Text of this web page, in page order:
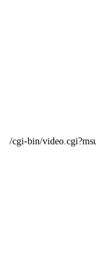
/cgi-bin/